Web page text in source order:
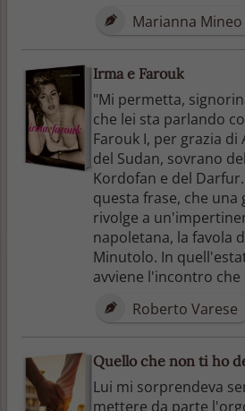
Marianna Mineo
Irma e Farouk
"Mi permetta,
che lei sta parlando
Farouk I, per grazia di
del Sudan, sovrano
Kordofan e del
questa frase, che
rivolge a
napoletana, la favola
Minutolo. In
avviene l'incontro che
Roberto Varese
Quello che non ti ho
Lui mi sorprendeva
mettere da parte